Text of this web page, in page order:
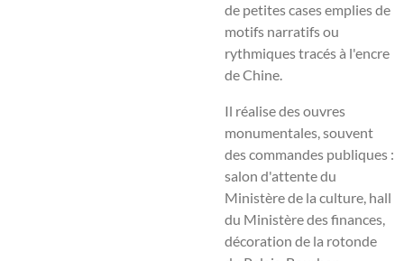
de petites cases emplies de
motifs narratifs ou
rythmiques tracés à l'encre
de Chine.
Il réalise des ouvres
monumentales, souvent
des commandes publiques :
salon d'attente du
Ministère de la culture, hall
du Ministère des finances,
décoration de la rotonde